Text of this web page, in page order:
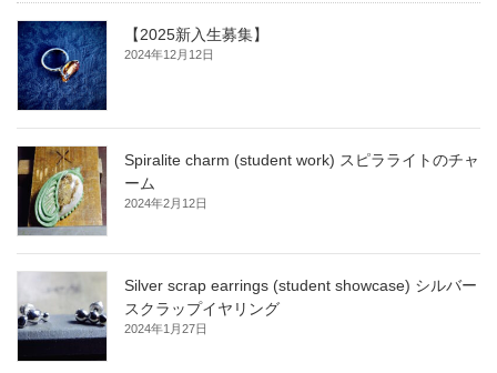
【2025新入生募集】
2024年12月12日
Spiralite charm (student work) スピラライトのチャ
ーム
2024年2月12日
Silver scrap earrings (student showcase) シルバー
スクラップイヤリング
2024年1月27日